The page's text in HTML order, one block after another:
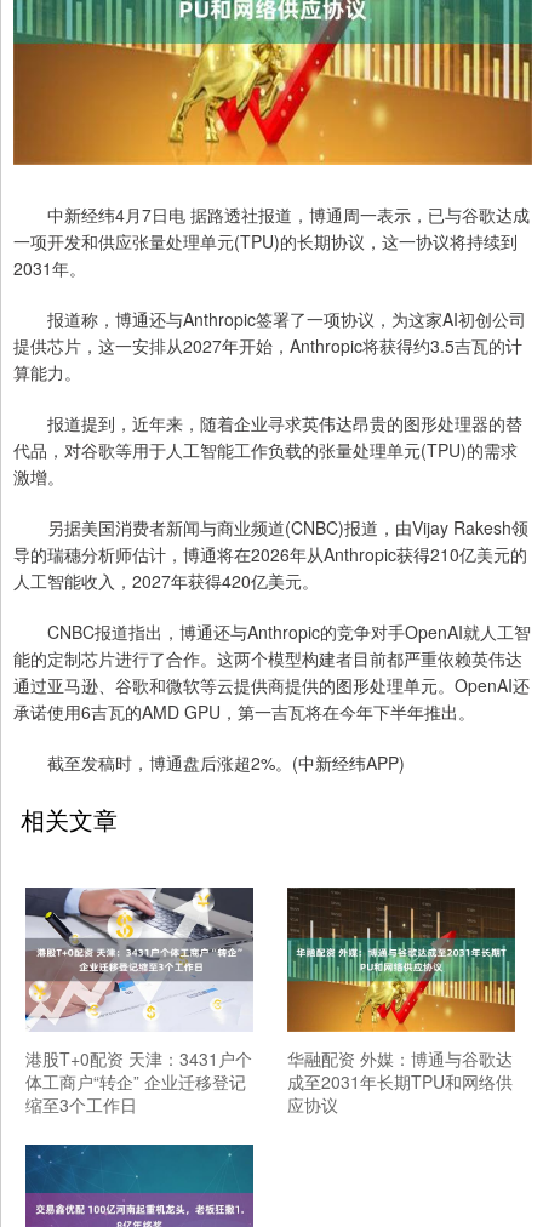
中新经纬4月7日电 据路透社报道，博通周一表示，已与谷歌达成
一项开发和供应张量处理单元(TPU)的长期协议，这一协议将持续到
2031年。
报道称，博通还与Anthropic签署了一项协议，为这家AI初创公司
提供​芯片，​这一安排从2027年开始，Anthropic将获得约3.5吉瓦的计
算能力。
报道提到，​近年来，随着企业寻求英伟达昂贵的图形处理器的替
代品，对谷歌等用于人工智能工作负载的张量处理单元(TPU)的需求
激增。
另据美国消费者新闻与商业频道(CNBC)报道，由Vijay Rakesh领
导的瑞穗分析师估计，博通将在2026年从Anthropic获得210亿美元的
人工智能收入，2027年获得420亿美元。
CNBC报道指出，博通还与Anthropic的竞争对手OpenAI就人工智
能的定制芯片进行了合作。这两个模型构建者目前都严重依赖英伟达
通过亚马逊、谷歌和微软等云提供商提供的图形处理单元。OpenAI还
承诺使用6吉瓦的AMD GPU，第一吉瓦将在今年下半年推出。
截至发稿时，博通盘后涨超2%。(中新经纬APP)
相关文章
港股T+0配资 天津：3431户个
体工商户“转企” 企业迁移登记
缩至3个工作日
华融配资 外媒：博通与谷歌达
成至2031年长期TPU和网络供
应协议